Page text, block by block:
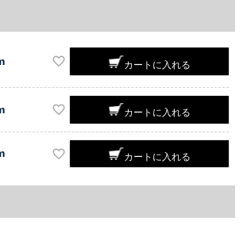
カートに入れる
カートに入れる
カートに入れる